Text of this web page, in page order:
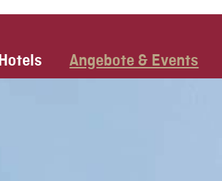
Hotels Angebote & Events